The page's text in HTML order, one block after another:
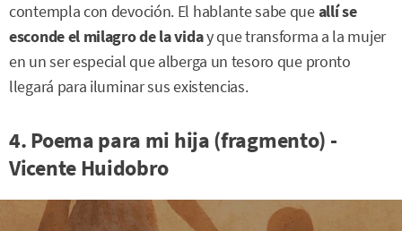
contempla con devoción. El hablante sabe queallí se
esconde el milagro de la viday que transforma a la mujer
en un ser especial que alberga un tesoro que pronto
llegará para iluminar sus existencias.
4. Poema para mi hija (fragmento) -
Vicente Huidobro